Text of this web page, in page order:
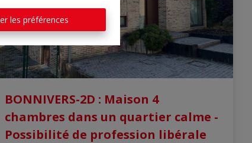
les préférences
BONNIVERS-2D : Maison 4
chambres dans un quartier calme -
Possibilité de profession libérale